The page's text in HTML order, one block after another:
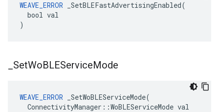
WEAVE_ERROR _SetBLEFastAdvertisingEnabled(
  bool val
)
SetWoBLEServiceMode
WEAVE_ERROR _SetWoBLEServiceMode(
  ConnectivityManager::WoBLEServiceMode val